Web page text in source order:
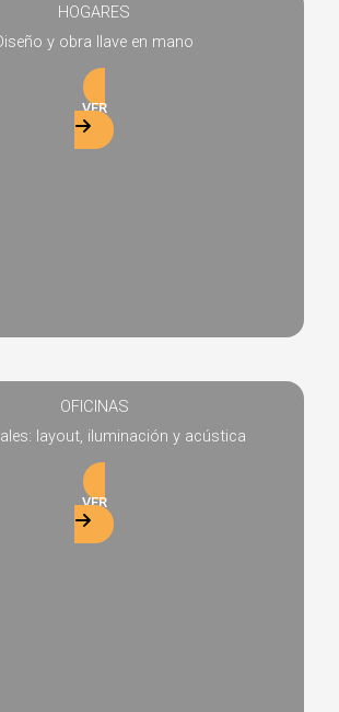
HOGARES
y obra llave en mano
VER
OFICINAS
layout, iluminación y acústica
VER